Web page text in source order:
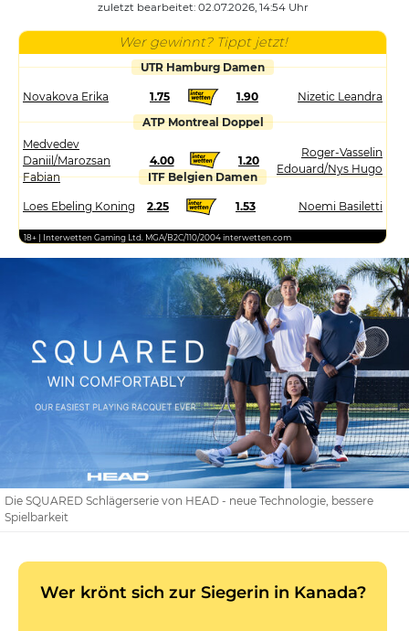
zuletzt bearbeitet: 02.07.2026, 14:54 Uhr
Wer gewinnt? Tippt jetzt!
UTR Hamburg Damen
Novakova Erika 1.75 1.90
Nizetic Leandra
ATP Montreal Doppel
Medvedev
Daniil/Marozsan
Fabian
4.00 1.20
Roger-Vasselin
Edouard/Nys Hugo
ITF Belgien Damen
Loes Ebeling Koning 2.25 1.53 Noemi Basiletti
18+ | Interwetten Gaming Ltd. MGA/B2C/110/2004 interwetten.com
Die SQUARED Schlägerserie von HEAD - neue Technologie, bessere
Spielbarkeit